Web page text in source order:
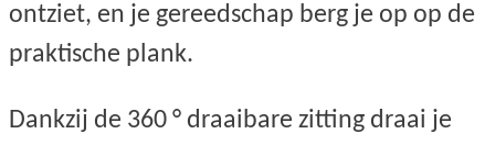
ontziet, en je gereedschap berg je op op de
praktische plank.
Dankzij de 360 ​​° draaibare zitting draai je